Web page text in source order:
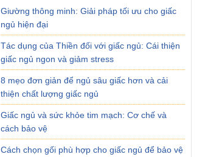
Giường thông minh: Giải pháp tối ưu cho giấc
ngủ hiện đại
Tác dụng của Thiền đối với giấc ngủ: Cái thiện
giấc ngủ ngon và giảm stress
8 mẹo đơn giản để ngủ sâu giấc hơn và cải
thiện chất lượng giấc ngủ
Giấc ngủ và sức khỏe tim mạch: Cơ chế và
cách bảo vệ
Cách chọn gối phù hợp cho giấc ngủ để bảo vệ